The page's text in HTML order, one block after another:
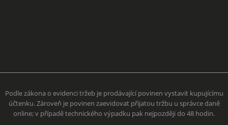
Podle zákona o evidenci tržeb je prodávající povinen vystavit kupujícímu
účtenku. Zároveň je povinen zaevidovat přijatou tržbu u správce daně
online; v případě technického výpadku pak nejpozději do 48 hodin.